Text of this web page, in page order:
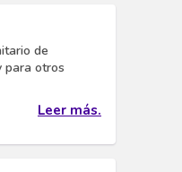
de
para otros
Leer más.